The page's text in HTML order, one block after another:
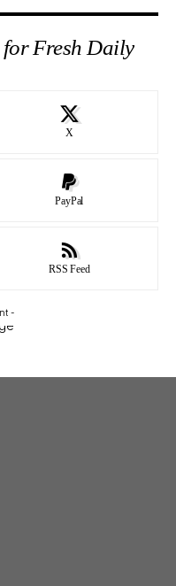
Fresh Daily
X
PayPal
RSS Feed
-